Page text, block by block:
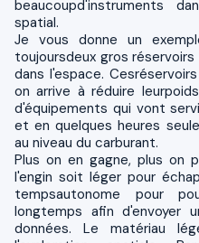
beaucoupd'instruments
spatial.
Je vous donne un
toujoursdeux gros
dans l'espace.
on arrive à réduire
d'équipements qui vont
et en quelques heures
au niveau du carburant.
Plus on en gagne, plus on
l'engin soit léger pour
tempsautonome pour
longtemps afin d'envoyer
données. Le matériau